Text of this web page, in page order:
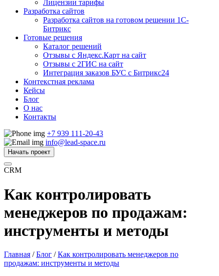
Лицензии тарифы
Разработка сайтов
Разработка сайтов на готовом решении 1С-
Битрикс
Готовые решения
Каталог решений
Отзывы с Яндекс.Карт на сайт
Отзывы с 2ГИС на сайт
Интеграция заказов БУС с Битрикс24
Контекстная реклама
Кейсы
Блог
О нас
Контакты
+7 939 111-20-43
info@lead-space.ru
Начать проект
CRM
Как контролировать
менеджеров по продажам:
инструменты и методы
Главная /Блог /Как контролировать менеджеров по
продажам: инструменты и методы